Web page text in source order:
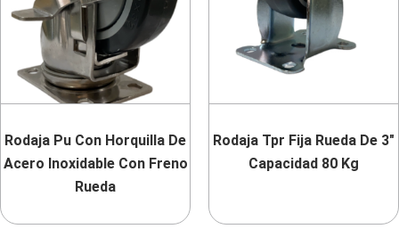
Rodaja Pu Con Horquilla De
Acero Inoxidable Con Freno
Rueda
Rodaja Tpr Fija Rueda De 3″
Capacidad 80 Kg